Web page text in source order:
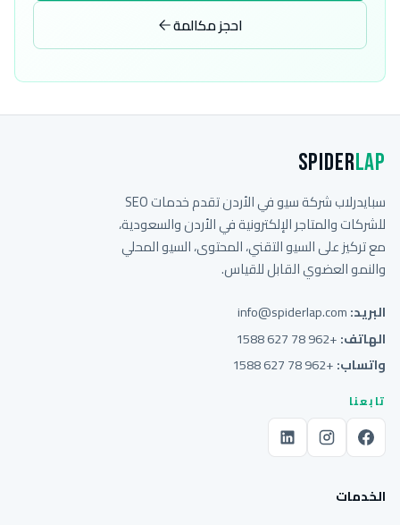
احجز مكالمة
SpiderLap
سبايدرلاب شركة سيو في الأردن تقدم خدمات SEO
للشركات والمتاجر الإلكترونية في الأردن والسعودية،
مع تركيز على السيو التقني، المحتوى، السيو المحلي
والنمو العضوي القابل للقياس.
البريد:info@spiderlap.com
الهاتف:+962 78 627 1588
واتساب:+962 78 627 1588
تابعنا
الخدمات